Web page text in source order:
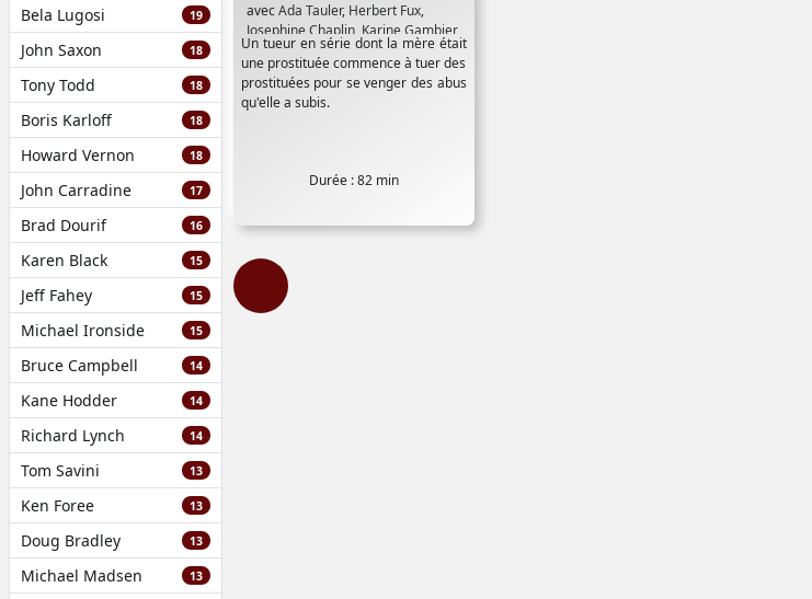
Bela Lugosi 19
John Saxon 18
Tony Todd 18
Boris Karloff 18
Howard Vernon 18
John Carradine 17
Brad Dourif 16
Karen Black 15
Jeff Fahey 15
Michael Ironside 15
Bruce Campbell 14
Kane Hodder 14
Richard Lynch 14
Tom Savini 13
Ken Foree 13
Doug Bradley 13
Michael Madsen 13
avecAda Tauler, Herbert Fux,
Josephine Chaplin, Karine Gambier,
Klaus Kinski ,Lina Romay, Ursula
Von Wiese,Vicky Adams
Un tueur en série dont la mère était
une prostituée commence à tuer des
prostituées pour se venger des abus
qu'elle a subis.
Durée : 82 min